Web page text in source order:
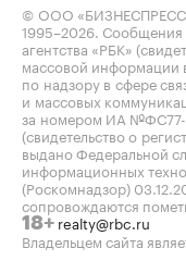
© ООО
1995–2026 .
агентства «РБК»
массовой информации
по надзору в сфере
и массовых
за номером ИА №ФС77-
(свидетельство о
выдано Федеральной
информационных
(Роскомнадзор)
сопровождаются
18+ realty@rbc.ru
Владельцем сайта